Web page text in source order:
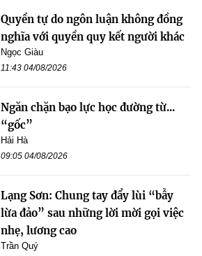
Quyền tự do ngôn luận không đồng
nghĩa với quyền quy kết người khác
Ngọc Giàu
11:43 04/08/2026
Ngăn chặn bạo lực học đường từ...
“gốc”
Hải Hà
09:05 04/08/2026
Lạng Sơn: Chung tay đẩy lùi “bẫy
lừa đảo” sau những lời mời gọi việc
nhẹ, lương cao
Trần Quý